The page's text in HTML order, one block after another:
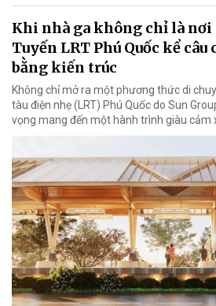
Khi nhà ga không chỉ là nơi
Tuyến LRT Phú Quốc kể
bằng kiến trúc
Không chỉ mở ra một phương thức di
tàu điện nhẹ (LRT) Phú Quốc do Sun
vọng mang đến một hành trình giàu cảm